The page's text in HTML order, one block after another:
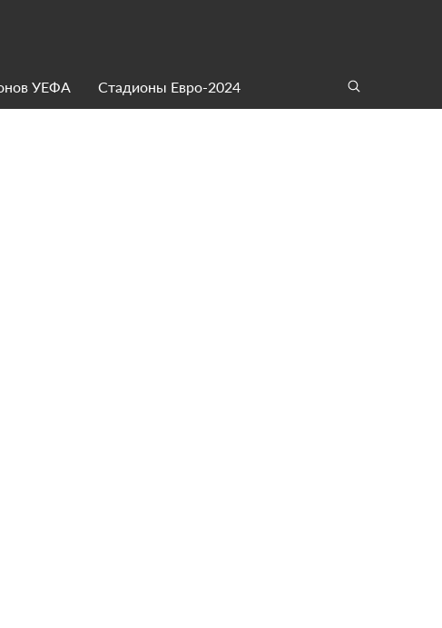
УЕФА Стадионы Евро-2024